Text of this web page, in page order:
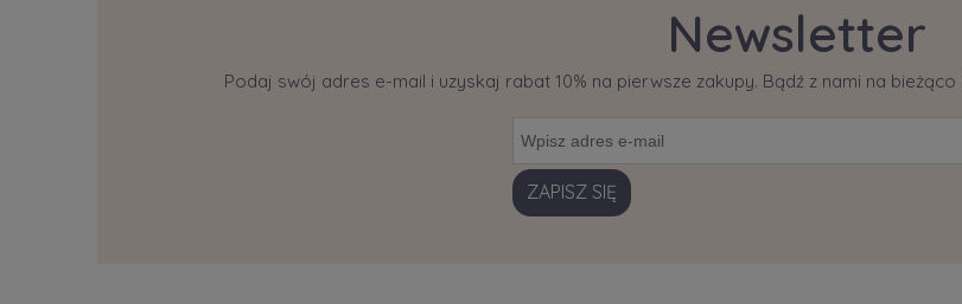
Newsletter
Podaj swój adres e-mail i uzyskaj rabat 10% na pierwsze zakupy. Bądź z nami na
ZAPISZ SIĘ